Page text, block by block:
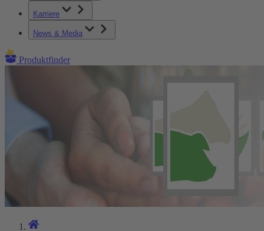
Karriere
News & Media
Produktfinder